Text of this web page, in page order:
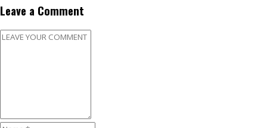
Leave a Comment